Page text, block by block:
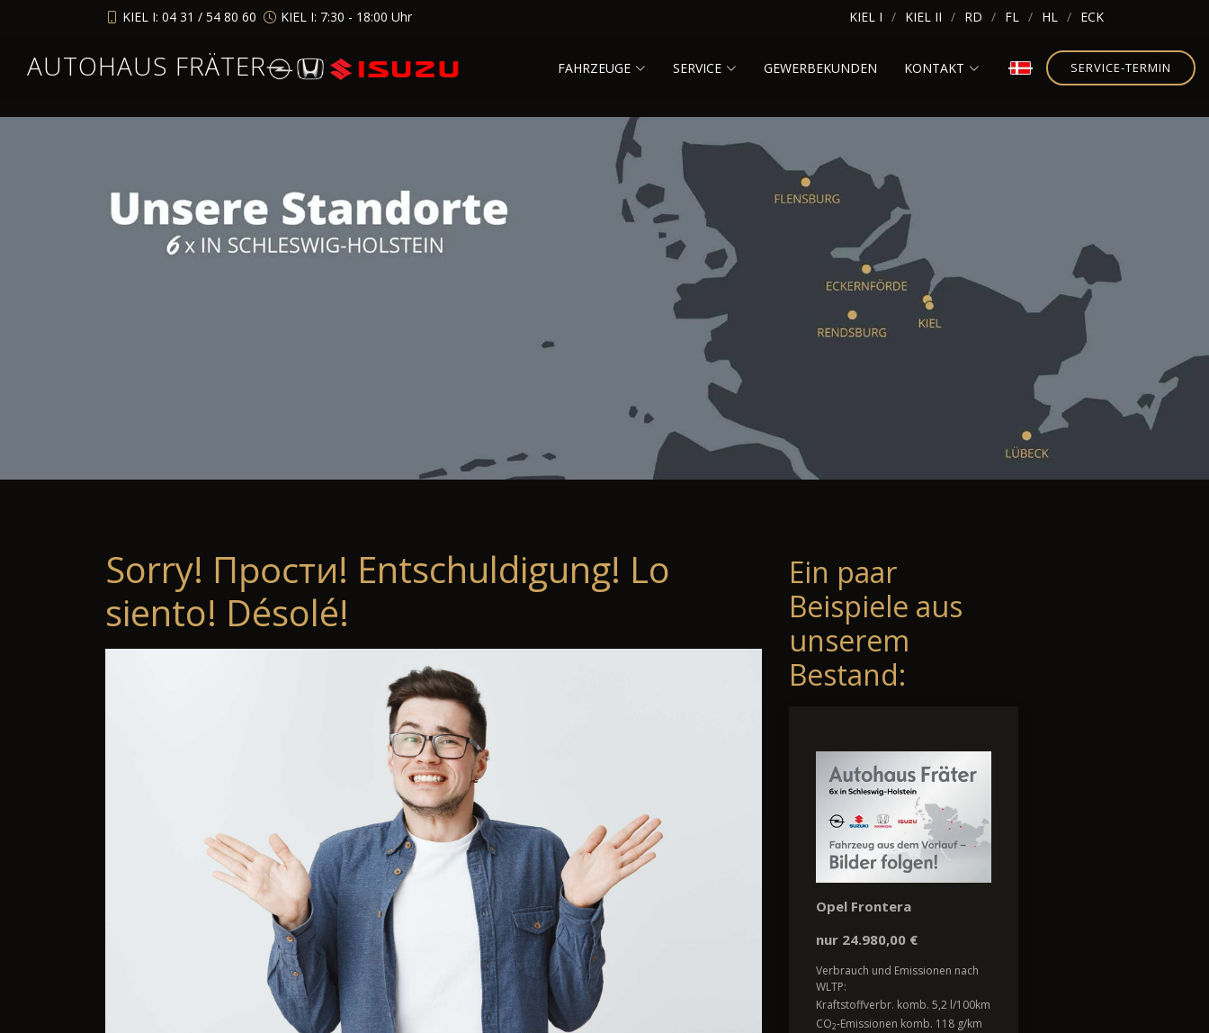
KIEL I: 04 31 / 54 80 60 KIEL I: 7:30 - 18:00 Uhr KIEL I KIEL II RD FL HL ECK
AUTOHAUS FRÄTER FAHRZEUGE SERVICE GEWERBEKUNDEN KONTAKT SERVICE-TERMIN
Sorry! Прости! Entschuldigung! Lo
siento! Désolé!
Ein paar
Beispiele aus
unserem
Bestand:
Opel Frontera
nur 24.980,00 €
Verbrauch und Emissionen nach
WLTP:
Kraftstoffverbr. komb. 5,2 l/100km
CO2-Emissionen komb. 118 g/km